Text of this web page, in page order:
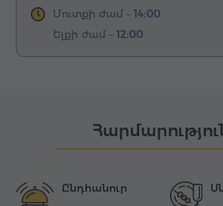
Մուտքի ժամ – 14:00
Ելքի ժամ – 12:00
Ընդհանուր